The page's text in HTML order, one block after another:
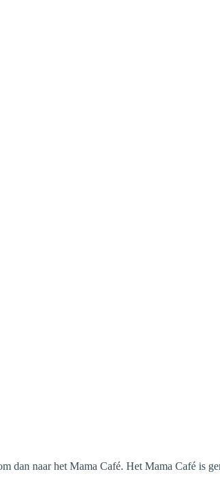
dan naar het Mama Café. Het Mama Café is